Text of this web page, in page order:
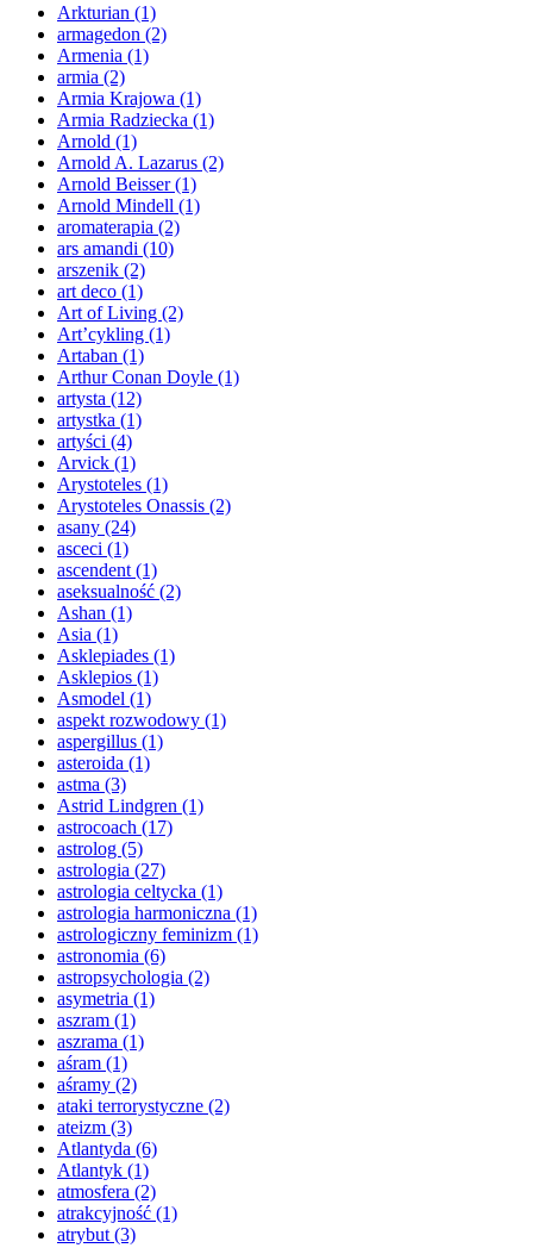
Arkturian (1)
armagedon (2)
Armenia (1)
armia (2)
Armia Krajowa (1)
Armia Radziecka (1)
Arnold (1)
Arnold A. Lazarus (2)
Arnold Beisser(1)
Arnold Mindell (1)
aromaterapia (2)
ars amandi (10)
arszenik (2)
art deco (1)
Art of Living (2)
Art’cykling (1)
Artaban (1)
Arthur Conan Doyle (1)
artysta (12)
artystka (1)
artyści (4)
Arvick (1)
Arystoteles (1)
Arystoteles Onassis (2)
asany (24)
asceci (1)
ascendent (1)
aseksualność (2)
Ashan (1)
Asia (1)
Asklepiades (1)
Asklepios (1)
Asmodel (1)
aspekt rozwodowy (1)
aspergillus (1)
asteroida (1)
astma (3)
Astrid Lindgren (1)
astrocoach (17)
astrolog (5)
astrologia (27)
astrologia celtycka (1)
astrologia harmoniczna (1)
astrologiczny feminizm (1)
astronomia (6)
astropsychologia (2)
asymetria (1)
aszram (1)
aszrama (1)
aśram (1)
aśramy (2)
ataki terrorystyczne (2)
ateizm (3)
Atlantyda (6)
Atlantyk (1)
atmosfera (2)
atrakcyjność (1)
atrybut (3)